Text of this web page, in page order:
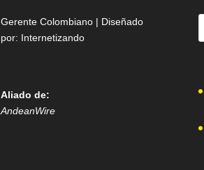
Gerente Colombiano | Diseñado
por: Internetizando
Aliado de:
AndeanWire